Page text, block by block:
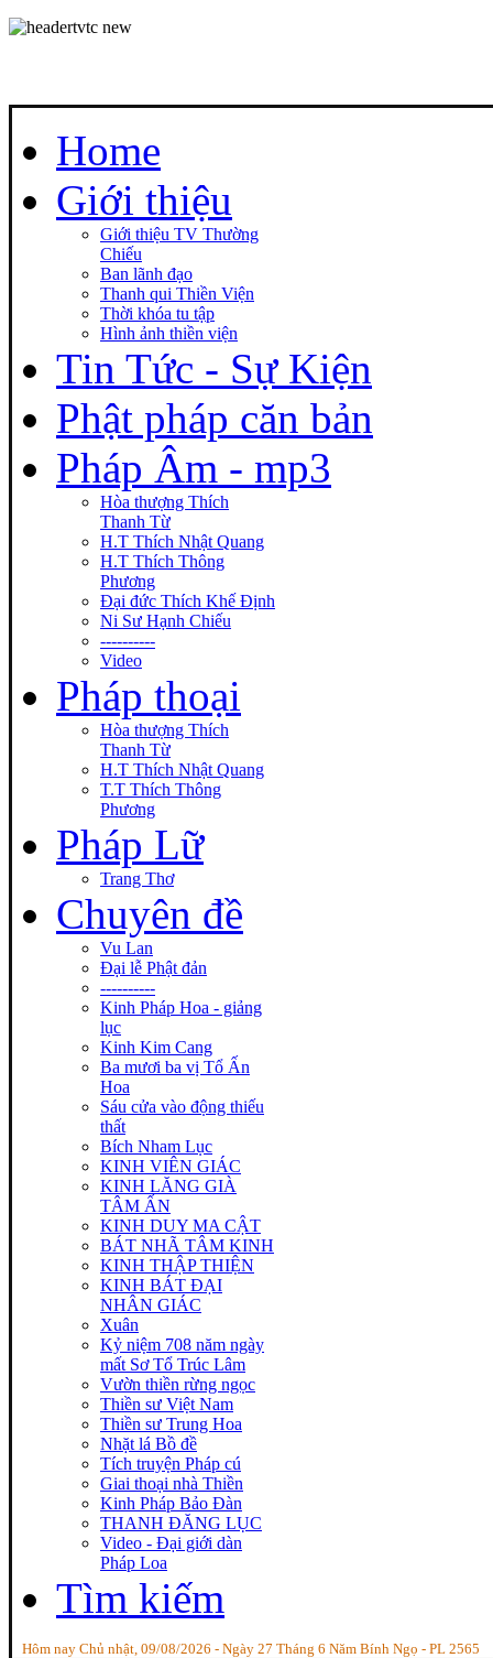
Home
Giới thiệu
Giới thiệu TV Thường
Chiếu
Ban lãnh đạo
Thanh qui Thiền Viện
Thời khóa tu tập
Hình ảnh thiền viện
Tin Tức - Sự Kiện
Phật pháp căn bản
Pháp Âm - mp3
Hòa thượng Thích
Thanh Từ
H.T Thích Nhật Quang
H.T Thích Thông
Phương
Đại đức Thích Khế Định
Ni Sư Hạnh Chiếu
----------
Video
Pháp thoại
Hòa thượng Thích
Thanh Từ
H.T Thích Nhật Quang
T.T Thích Thông
Phương
Pháp Lữ
Trang Thơ
Chuyên đề
Vu Lan
Đại lễ Phật đản
----------
Kinh Pháp Hoa - giảng
lục
Kinh Kim Cang
Ba mươi ba vị Tổ Ấn
Hoa
Sáu cửa vào động thiếu
thất
Bích Nham Lục
KINH VIÊN GIÁC
KINH LĂNG GIÀ
TÂM ẤN
KINH DUY MA CẬT
BÁT NHÃ TÂM KINH
KINH THẬP THIỆN
KINH BÁT ĐẠI
NHÂN GIÁC
Xuân
Kỷ niệm 708 năm ngày
mất Sơ Tổ Trúc Lâm
Vườn thiền rừng ngọc
Thiền sư Việt Nam
Thiền sư Trung Hoa
Nhặt lá Bồ đề
Tích truyện Pháp cú
Giai thoại nhà Thiền
Kinh Pháp Bảo Đàn
THANH ĐĂNG LỤC
Video - Đại giới dàn
Pháp Loa
Tìm kiếm
Hôm nay Chủ nhật, 09/08/2026 - Ngày 27 Tháng 6 Năm Bính Ngọ - PL 2565